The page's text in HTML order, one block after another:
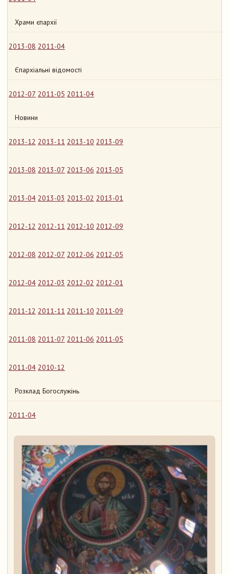
Храми єпархії
2013-08 2011-04
Єпархіальні відомості
2012-07 2011-05 2011-04
Новини
2013-12 2013-11 2013-10 2013-09
2013-08 2013-07 2013-06 2013-05
2013-04 2013-03 2013-02 2013-01
2012-12 2012-11 2012-10 2012-09
2012-08 2012-07 2012-06 2012-05
2012-04 2012-03 2012-02 2012-01
2011-12 2011-11 2011-10 2011-09
2011-08 2011-07 2011-06 2011-05
2011-04 2010-12
Розклад Богослужінь
2011-04